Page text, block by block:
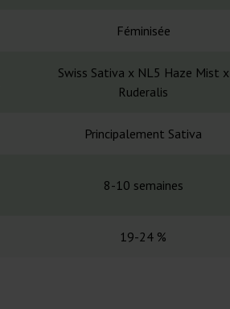
Féminisée
Swiss Sativa x NL5 Haze Mist x
Ruderalis
Principalement Sativa
8-10 semaines
19-24 %